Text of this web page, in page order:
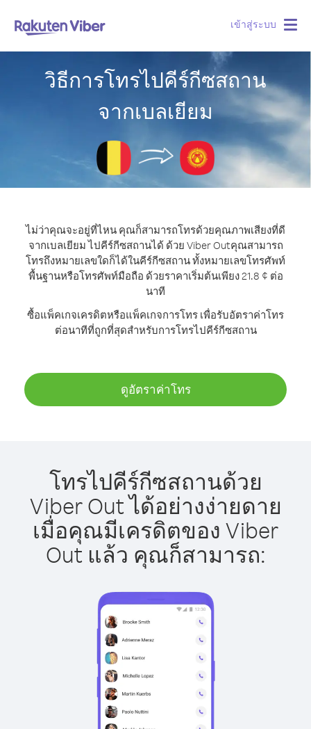
เข้าสู่ระบบ
วิธีการโทรไปคีร์กีซสถาน
จากเบลเยียม
ไม่ว่าคุณจะอยู่ที่ไหน คุณก็สามารถโทรด้วยคุณภาพเสียงที่ดี
จากเบลเยียม ไปคีร์กีซสถานได้ ด้วย Viber Outคุณสามารถ
โทรถึงหมายเลขใดก็ได้ในคีร์กีซสถาน ทั้งหมายเลขโทรศัพท์
พื้นฐานหรือโทรศัพท์มือถือ ด้วยราคาเริ่มต้นเพียง 21.8 ¢ ต่อ
นาที
ซื้อแพ็คเกจเครดิตหรือแพ็คเกจการโทร เพื่อรับอัตราค่าโทร
ต่อนาทีที่ถูกที่สุดสำหรับการโทรไปคีร์กีซสถาน
ดูอัตราค่าโทร
โทรไปคีร์กีซสถานด้วย
Viber Out ได้อย่างง่ายดาย
เมื่อคุณมีเครดิตของ Viber
Out แล้ว คุณก็สามารถ: